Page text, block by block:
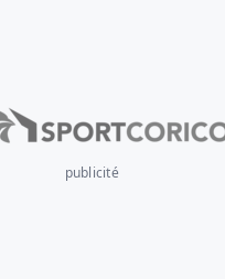
publicité